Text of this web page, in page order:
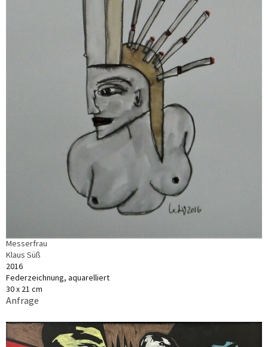
Messerfrau
Klaus Süß
2016
Federzeichnung, aquarelliert
30 x 21 cm
Anfrage